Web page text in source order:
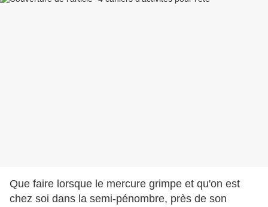
Que faire lorsque le mercure grimpe et qu'on est
chez soi dans la semi-pénombre, près de son